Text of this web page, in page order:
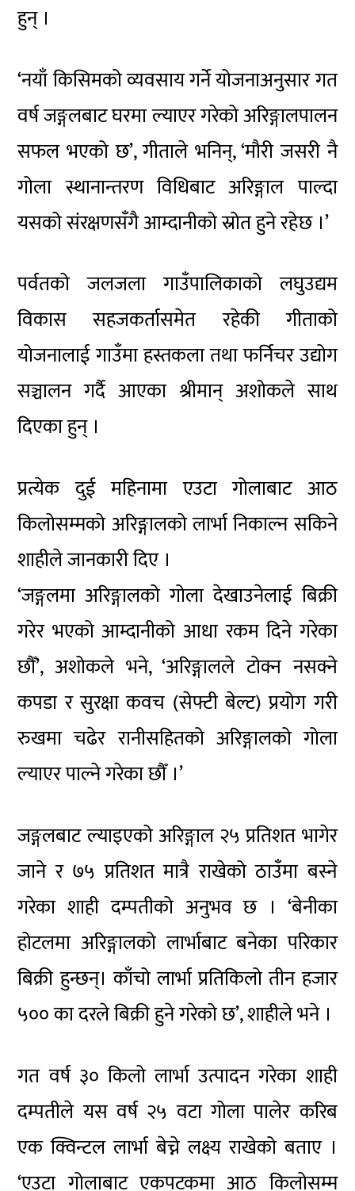
हुन् ।
‘नयाँ किसिमको व्यवसाय गर्ने योजनाअनुसार गत
वर्ष जङ्गलबाट घरमा ल्याएर गरेको अरिङ्गालपालन
सफल भएको छ’, गीताले भनिन्, ‘मौरी जसरी नै
गोला स्थानान्तरण विधिबाट अरिङ्गाल पाल्दा
यसको संरक्षणसँगै आम्दानीको स्रोत हुने रहेछ ।’
पर्वतको जलजला गाउँपालिकाको लघुउद्यम
विकास सहजकर्तासमेत रहेकी गीताको
योजनालाई गाउँमा हस्तकला तथा फर्निचर उद्योग
सञ्चालन गर्दै आएका श्रीमान् अशोकले साथ
दिएका हुन् ।
प्रत्येक दुई महिनामा एउटा गोलाबाट आठ
किलोसम्मको अरिङ्गालको लार्भा निकाल्न सकिने
शाहीले जानकारी दिए ।
‘जङ्गलमा अरिङ्गालको गोला देखाउनेलाई बिक्री
गरेर भएको आम्दानीको आधा रकम दिने गरेका
छौँ’, अशोकले भने, ‘अरिङ्गालले टोक्न नसक्ने
कपडा र सुरक्षा कवच (सेफ्टी बेल्ट) प्रयोग गरी
रुखमा चढेर रानीसहितको अरिङ्गालको गोला
ल्याएर पाल्ने गरेका छौँ ।’
जङ्गलबाट ल्याइएको अरिङ्गाल २५ प्रतिशत भागेर
जाने र ७५ प्रतिशत मात्रै राखेको ठाउँमा बस्ने
गरेका शाही दम्पतीको अनुभव छ । ‘बेनीका
होटलमा अरिङ्गालको लार्भाबाट बनेका परिकार
बिक्री हुन्छन्। काँचो लार्भा प्रतिकिलो तीन हजार
५०० का दरले बिक्री हुने गरेको छ’, शाहीले भने ।
गत वर्ष ३० किलो लार्भा उत्पादन गरेका शाही
दम्पतीले यस वर्ष २५ वटा गोला पालेर करिब
एक क्विन्टल लार्भा बेच्ने लक्ष्य राखेको बताए ।
‘एउटा गोलाबाट एकपटकमा आठ किलोसम्म